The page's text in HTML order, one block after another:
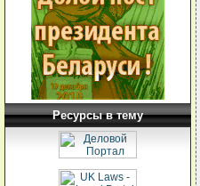
Ресурсы в тему